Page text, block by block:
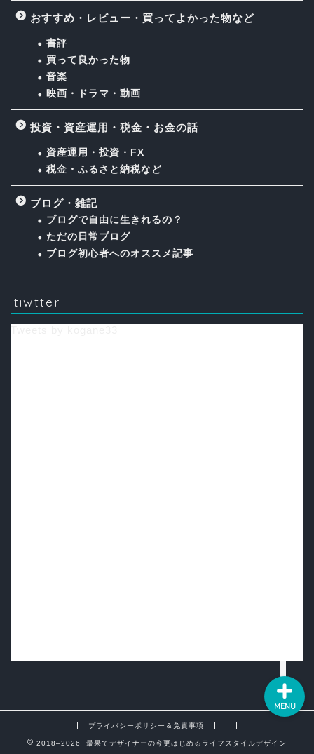
おすすめ・レビュー・買ってよかった物など
書評
買って良かった物
音楽
映画・ドラマ・動画
投資・資産運用・税金・お金の話
資産運用・投資・FX
税金・ふるさと納税など
ブログ・雑記
ブログで自由に生きれるの？
ただの日常ブログ
ブログ初心者へのオススメ記事
tiwtter
プライバシーポリシー＆免責事項
2018–2026 最果てデザイナーの今更はじめるライフスタイルデザイン
MENU